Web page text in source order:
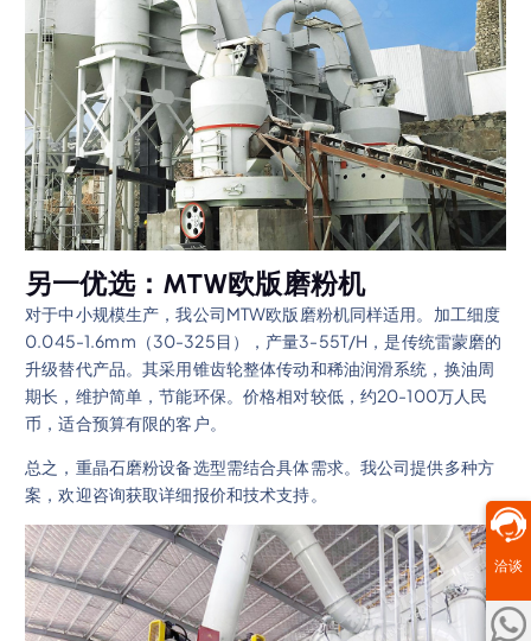
另一优选：MTW欧版磨粉机
对于中小规模生产，我公司MTW欧版磨粉机同样适用。加工细度
0.045-1.6mm（30-325目），产量3-55T/H，是传统雷蒙磨的
升级替代产品。其采用锥齿轮整体传动和稀油润滑系统，换油周
期长，维护简单，节能环保。价格相对较低，约20-100万人民
币，适合预算有限的客户。
总之，重晶石磨粉设备选型需结合具体需求。我公司提供多种方
案，欢迎咨询获取详细报价和技术支持。
洽谈